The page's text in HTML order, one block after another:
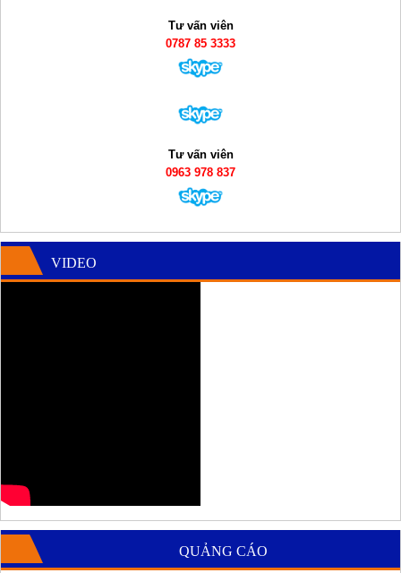
Tư vấn viên
0787 85 3333
Tư vấn viên
0963 978 837
VIDEO
QUẢNG CÁO